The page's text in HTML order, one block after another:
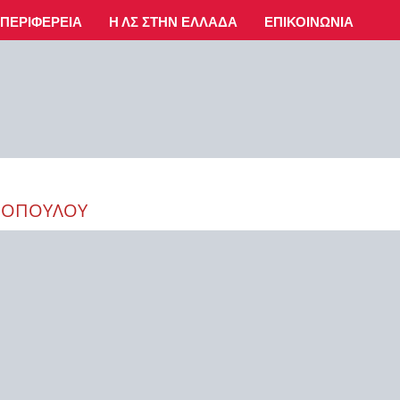
ΠΕΡΙΦΈΡΕΙΑ Η ΛΣ ΣΤΗΝ ΕΛΛΆΔΑ ΕΠΙΚΟΙΝΩΝΊΑ